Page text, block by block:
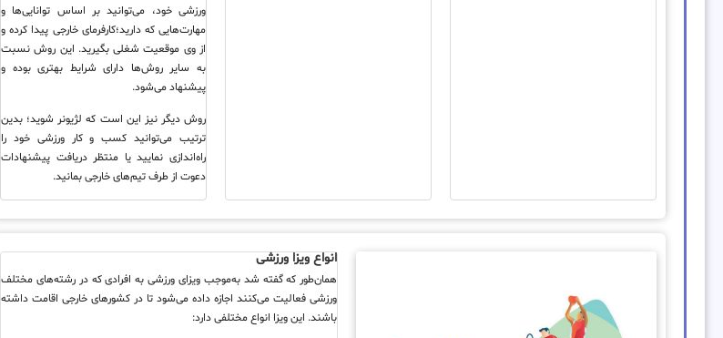
ورزشی خود، می‌توانید بر اساس توانایی‌ها و
مهارت‌هایی که دارید؛کارفرمای خارجی پیدا کرده و
از وی موقعیت شغلی بگیرید. این روش نسبت
به سایر روش‌ها دارای شرایط بهتری بوده و
پیشنهاد می‌شود.
روش دیگر نیز این است که لژیونر شوید؛ بدین
ترتیب می‌توانید کسب و کار ورزشی خود را
راه‌اندازی نمایید یا منتظر دریافت پیشنهادات
دعوت از طرف تیم‌های خارجی بمانید.
انواع ویزا ورزشی
همان‌طور که گفته شد به‌موجب ویزای ورزشی به افرادی که در رشته‌های مختلف
ورزشی فعالیت می‌کنند اجازه داده می‌شود تا در کشورهای خارجی اقامت داشته
باشند. این ویزا انواع مختلفی دارد: